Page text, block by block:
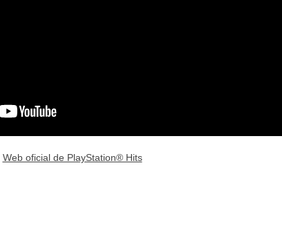
Web oficial de PlayStation® Hits